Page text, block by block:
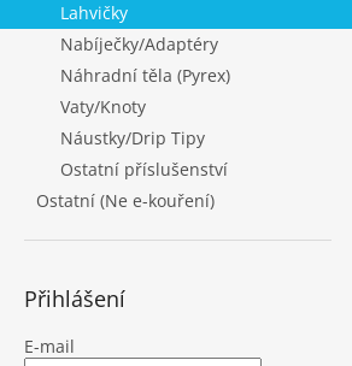
Lahvičky
Nabíječky/Adaptéry
Náhradní těla (Pyrex)
Vaty/Knoty
Náustky/Drip Tipy
Ostatní příslušenství
Ostatní (Ne e-kouření)
Přihlášení
E-mail